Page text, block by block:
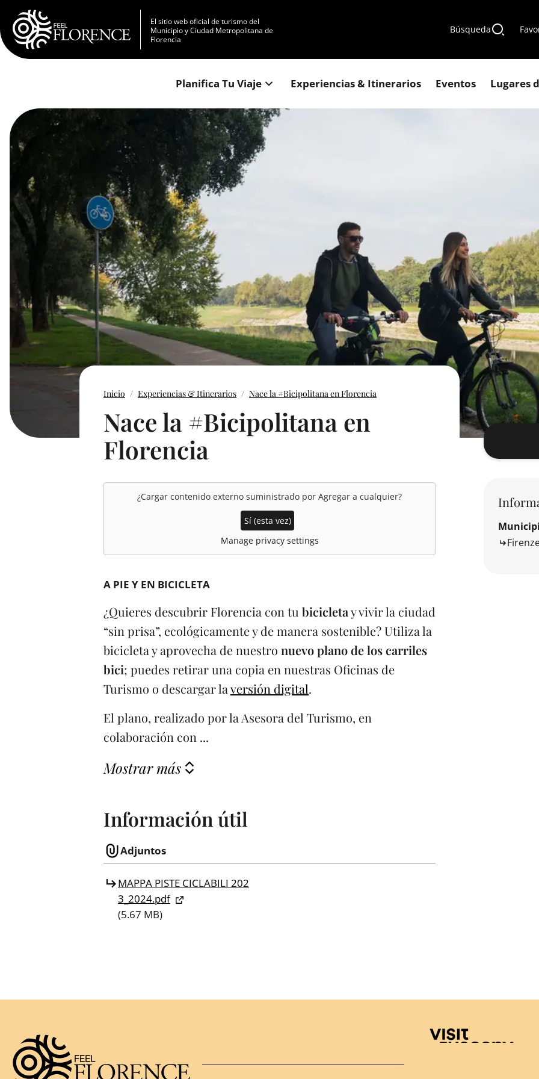
Pasar al contenido principal
El sitio web oficial de turismo del
Municipio y Ciudad Metropolitana de
Florencia
Búsqueda
Planifica Tu Viaje Experiencias & Itinerarios Eventos Lugares
Inicio Experiencias & Itinerarios Nace la #Bicipolitana en Florencia
Nace la #Bicipolitana en
Florencia
¿Cargar contenido externo suministrado por Agregar a cualquier?
Sí (esta vez)
Manage privacy settings
A PIE Y EN BICICLETA
¿Quieres descubrir Florencia con tu bicicletay vivir la ciudad
“sin prisa”, ecológicamente y de manera sostenible? Utiliza la
bicicleta y aprovecha de nuestro nuevo plano de los carriles
bici; puedes retirar una copia en nuestras Oficinas de
Turismo o descargar laversión digital.
El plano, realizado por la Asesora del Turismo, en
colaboración con ...
Mostrar más
Información útil
Adjuntos
MAPPA PISTE CICLABILI 202
3_2024.pdf
(5.67 MB)
Visit Tuscany